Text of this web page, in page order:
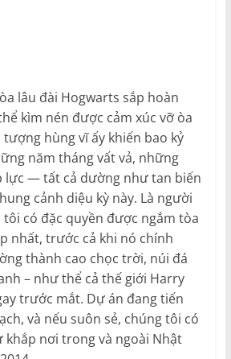
lâu đài Hogwarts sắp hoàn
kìm nén được cảm xúc vỡ òa
hùng vĩ ấy khiến bao kỷ
năm tháng vất vả, những
lực — tất cả dường như tan biến
cảnh diệu kỳ này. Là người
có đặc quyền được ngắm tòa
nhất, trước cả khi nó chính
thành cao chọc trời, núi đá
– như thể cả thế giới Harry
trước mắt. Dự án đang tiến
và nếu suôn sẻ, chúng tôi có
khắp nơi trong và ngoài Nhật